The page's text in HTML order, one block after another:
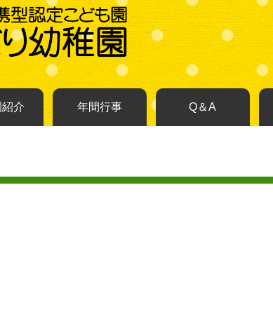
介 年間行事 Q＆A